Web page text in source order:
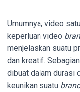
Umumnya, video
keperluan video
menjelaskan suatu
dan kreatif.
dibuat dalam durasi
keunikan suatu